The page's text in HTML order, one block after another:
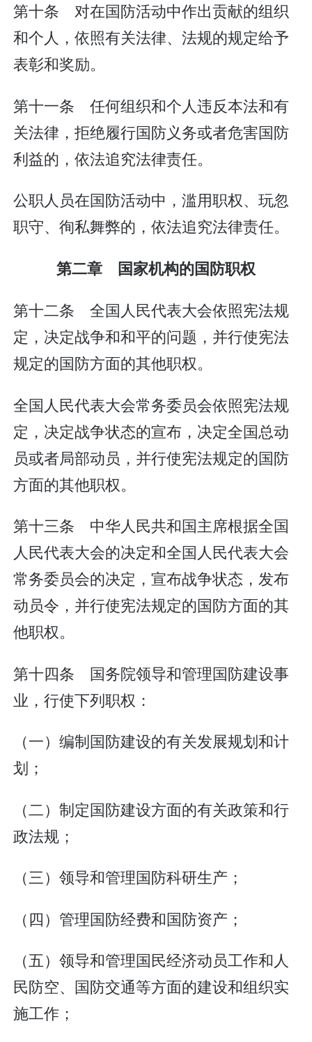
第十条 对在国防活动中作出贡献的组织
和个人，依照有关法律、法规的规定给予
表彰和奖励。
第十一条 任何组织和个人违反本法和有
关法律，拒绝履行国防义务或者危害国防
利益的，依法追究法律责任。
公职人员在国防活动中，滥用职权、玩忽
职守、徇私舞弊的，依法追究法律责任。
第二章 国家机构的国防职权
第十二条 全国人民代表大会依照宪法规
定，决定战争和和平的问题，并行使宪法
规定的国防方面的其他职权。
全国人民代表大会常务委员会依照宪法规
定，决定战争状态的宣布，决定全国总动
员或者局部动员，并行使宪法规定的国防
方面的其他职权。
第十三条 中华人民共和国主席根据全国
人民代表大会的决定和全国人民代表大会
常务委员会的决定，宣布战争状态，发布
动员令，并行使宪法规定的国防方面的其
他职权。
第十四条 国务院领导和管理国防建设事
业，行使下列职权：
（一）编制国防建设的有关发展规划和计
划；
（二）制定国防建设方面的有关政策和行
政法规；
（三）领导和管理国防科研生产；
（四）管理国防经费和国防资产；
（五）领导和管理国民经济动员工作和人
民防空、国防交通等方面的建设和组织实
施工作；